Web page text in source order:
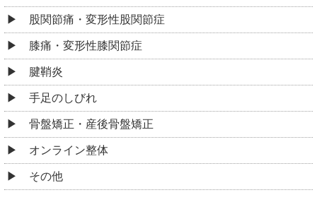
股関節痛・変形性股関節症
膝痛・変形性膝関節症
腱鞘炎
手足のしびれ
骨盤矯正・産後骨盤矯正
オンライン整体
その他